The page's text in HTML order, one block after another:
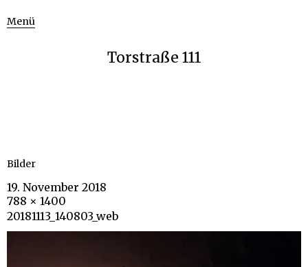
Menü
Torstraße 111
Bilder
19. November 2018
788 × 1400
20181113_140803_web